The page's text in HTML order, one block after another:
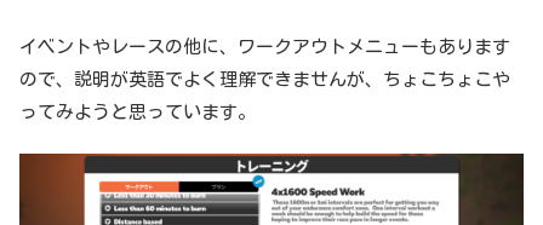
イベントやレースの他に、ワークアウトメニューもあります
ので、説明が英語でよく理解できませんが、ちょこちょこや
ってみようと思っています。